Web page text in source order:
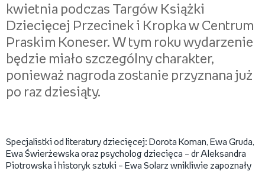
kwietnia podczas Targów Książki
Dziecięcej Przecinek i Kropka w Centrum
Praskim Koneser. W tym roku wydarzenie
będzie miało szczególny charakter,
ponieważ nagroda zostanie przyznana już
po raz dziesiąty.
Specjalistki od literatury dziecięcej: Dorota Koman, Ewa Gruda,
Ewa Świerżewska oraz psycholog dziecięca – dr Aleksandra
Piotrowska i historyk sztuki – Ewa Solarz wnikliwie zapoznały